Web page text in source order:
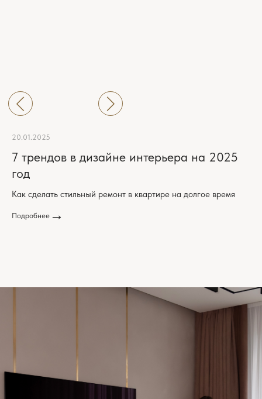
20.01.2025
7 трендов в дизайне интерьера на 2025
год
Как сделать стильный ремонт в квартире на долгое время
Подробнее